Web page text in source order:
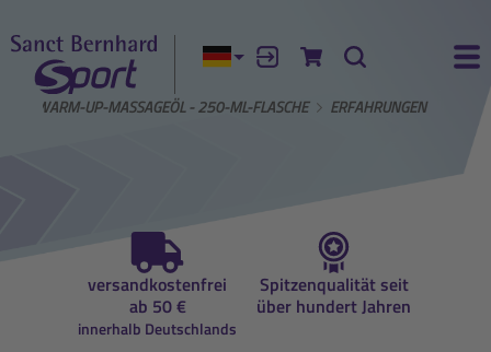
Aktuelle Sprache:
AnmeldenZum Warenkorb
Suche
WARM-UP-MASSAGEÖL - 250-ML-FLASCHE ERFAHRUNGEN
versandkostenfrei
ab 50 €
innerhalb Deutschlands
Spitzenqualität seit
über hundert Jahren